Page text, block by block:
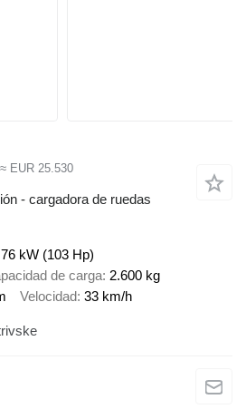
≈ EUR 25.530
- cargadora de ruedas
76 kW (103 Hp)
de carga 2.600 kg
Velocidad 33 km/h